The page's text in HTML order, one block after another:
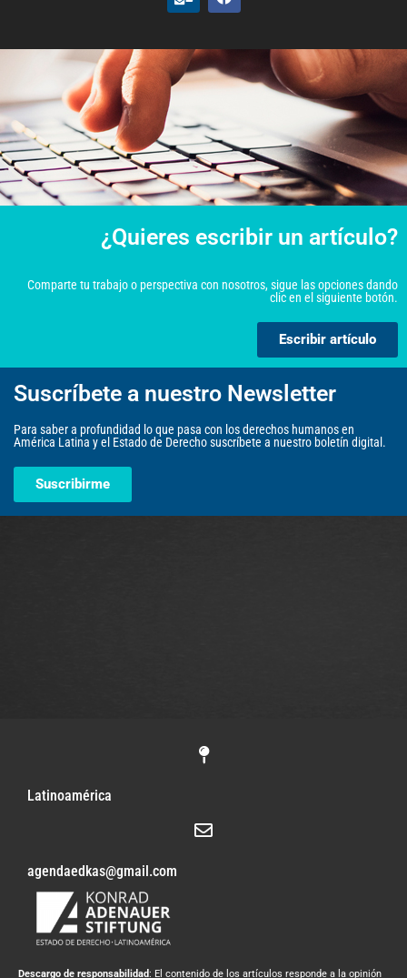
¿Quieres escribir un artículo?
Comparte tu trabajo o perspectiva con nosotros, sigue las opciones dando
clic en el siguiente botón.
Escribir artículo
Suscríbete a nuestro Newsletter
Para saber a profundidad lo que pasa con los derechos humanos en
América Latina y el Estado de Derecho suscríbete a nuestro boletín digital.
Suscribirme
Latinoamérica
agendaedkas@gmail.com
Descargo de responsabilidad: El contenido de los artículos responde a la opinión